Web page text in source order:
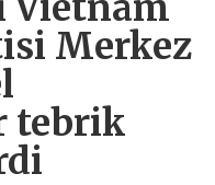
Merkez
tebrik